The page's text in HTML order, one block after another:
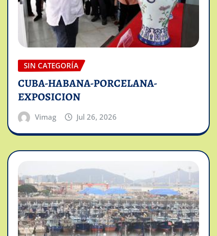
SIN CATEGORÍA
CUBA-HABANA-PORCELANA-
EXPOSICION
Vimag Jul 26, 2026